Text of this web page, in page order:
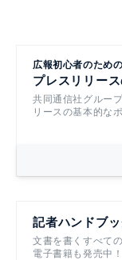
広報初心者のための
プレスリリー
共同通信社グルー
リースの基本的な
記者ハンドブ
文書を書くすべて
電子書籍も発売中！